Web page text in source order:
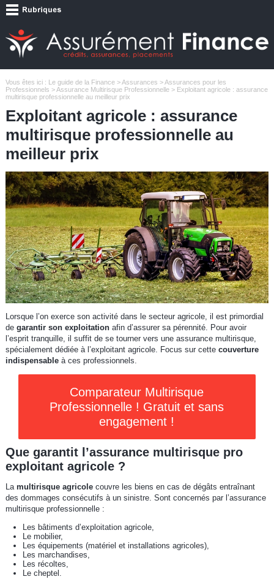
Vous êtes ici : Le guide de la Finance>Assurances >Assurances pour les
Professionnels >Assurance Multirisque Professionnelle> Exploitant agricole : assurance
multirisque professionnelle au meilleur prix
Exploitant agricole : assurance
multirisque professionnelle au
meilleur prix
Lorsque l’on exerce son activité dans le secteur agricole, il est primordial
de garantir son exploitationafin d’assurer sa pérennité. Pour avoir
l’esprit tranquille, il suffit de se tourner vers une assurance multirisque,
spécialement dédiée à l’exploitant agricole. Focus sur cette couverture
indispensableà ces professionnels.
Comparateur Multirisque
Professionnelle ! Gratuit et sans
engagement !
Que garantit l’assurance multirisque pro
exploitant agricole ?
La multirisque agricolecouvre les biens en cas de dégâts entraînant
des dommages consécutifs à un sinistre. Sont concernés par l’assurance
multirisque professionnelle :
Les bâtiments d’exploitation agricole,
Le mobilier,
Les équipements (matériel et installations agricoles),
Les marchandises,
Les récoltes,
Le cheptel.